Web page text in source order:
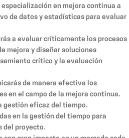
especialización en mejora continua a
de datos y estadísticas para evaluar
a evaluar críticamente los procesos
mejora y diseñar soluciones
crítico y la evaluación
de manera efectiva los
en el campo de la mejora continua.
gestión eficaz del tiempo.
en la gestión del tiempo para
del proyecto.